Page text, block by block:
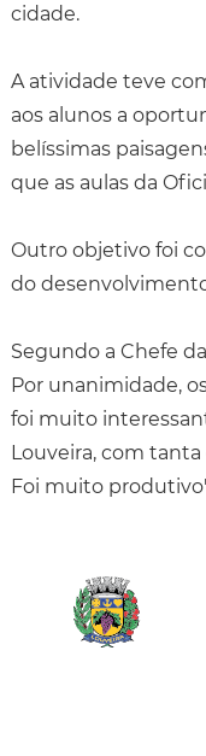
cidade.
A atividade teve
aos alunos a
belíssimas
que as aulas da
Outro objetivo foi
do
Segundo a Chefe
Por unanimidade,
foi muito
Louveira, com
Foi muito